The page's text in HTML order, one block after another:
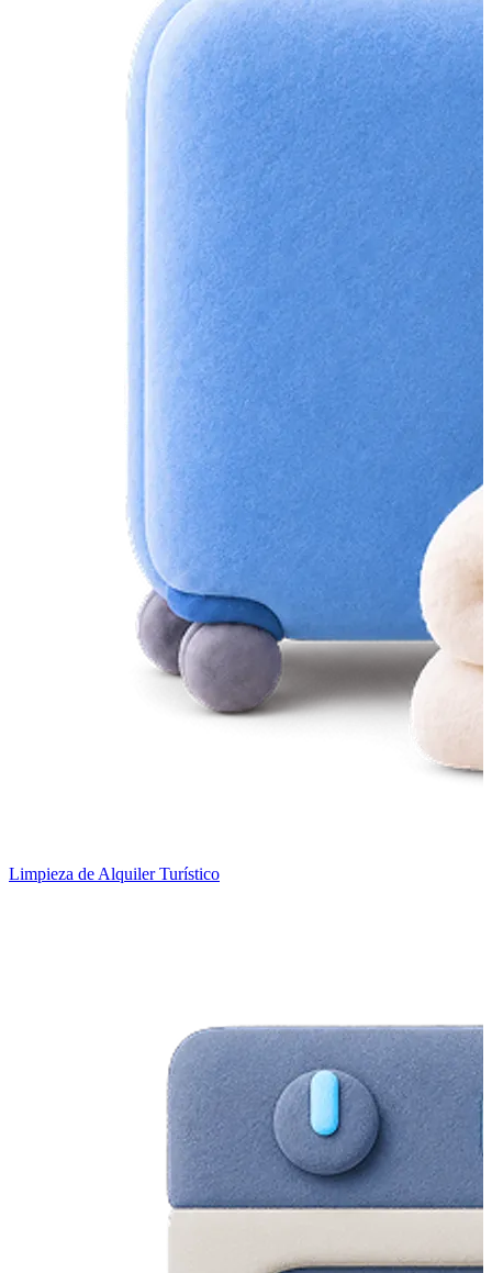
Limpieza de Alquiler Turístico